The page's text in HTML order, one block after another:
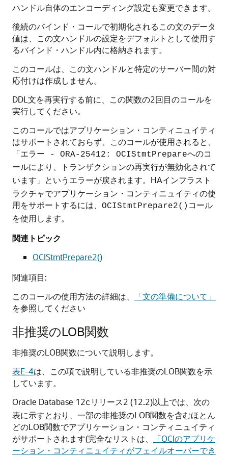
ハンドル自体のエンコーディング設定も変更できます。
後続のバインド・コールで初期化されるこの文のデータ
値は、この文ハンドルの設定をデフォルトとして使用す
るバインド・ハンドル内に格納されます。
このコールは、この文ハンドルと特定のサーバー間の対
応付けは作成しません。
DDL文を再実行する前に、この関数の2回目のコールを
実行してください。
このコールではアプリケーション・コンティニュイティ
はサポートされておらず、このコールが使用されると、
「エラー - ORA-25412: OCIStmtPrepareへのコ
ールにより、トランザクションの再実行が無効化されて
います」
というエラーが戻されます。HAインフラスト
ラクチャでアプリケーション・コンティニュイティの使
用をサポートするには、 OCIStmtPrepare2() コール
を使用します。
関連トピック
OCIStmtPrepare2()
関連項目:
このコールの使用方法の詳細は、
「文の準備について」
を参照してください
非推奨のLOB関数
非推奨のLOB関数について説明します。
表E-4は、この項で説明している非推奨のLOB関数を示
しています。
Oracle Database 12c リリース2 (12.2)以上では、次の
表に示すとおり、一部の非推奨のLOB関数を含むほとん
どのLOB関数でアプリケーション・コンティニュイティ
がサポートされます(完全なリストは、
「OCIのアプリケ
ーション・コンティニュイティがフェイルオーバーでき